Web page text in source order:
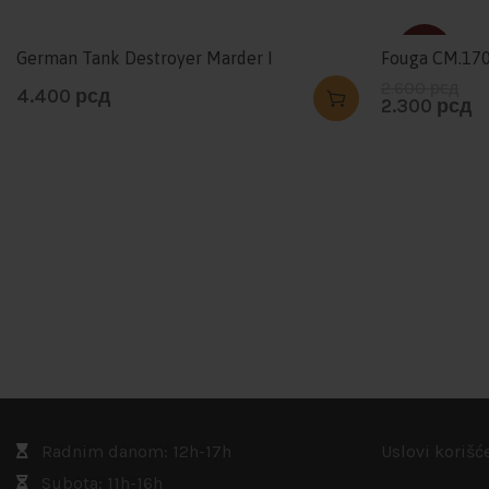
German Tank Destroyer Marder I
4.400 рсд
-12%
Fouga
2.300 рсд
Radnim danom: 12h-17h
Subota: 11h-16h
Uslovi